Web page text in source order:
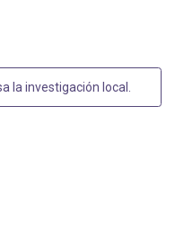
la investigación local